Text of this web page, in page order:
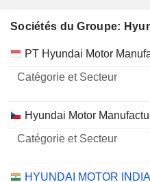
Sociétés du Groupe:
Nom
Catégorie
Secteur
PT Hyundai Motor
Hyundai Motor
HYUNDAI MOTOR